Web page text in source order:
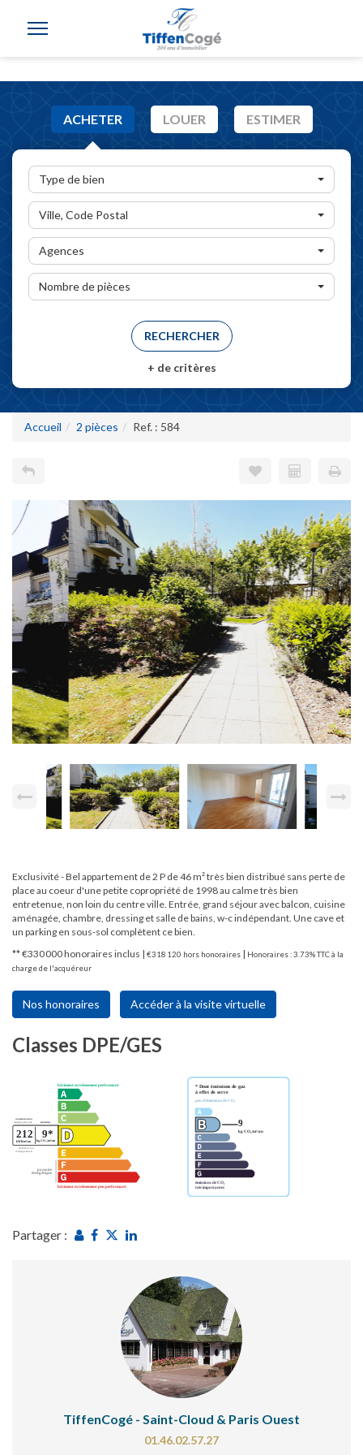
ACHETER LOUER ESTIMER
Type de bien
Ville, Code Postal
Agences
Nombre de pièces
+ de critères
Accueil 2 pièces Ref. : 584
Exclusivité - Bel appartement de 2 P de 46 m² très bien distribué sans perte de
place au coeur d'une petite copropriété de 1998 au calme très bien
entretenue, non loin du centre ville. Entrée, grand séjour avec balcon, cuisine
aménagée, chambre, dressing et salle de bains, w-c indépendant. Une cave et
un parking en sous-sol complètent ce bien.
** €330 000honoraires inclus | €318 120 hors honoraires | Honoraires : 3.73% TTC à la
charge de l'acquéreur
Nos honoraires Accéder à la visite virtuelle
Classes DPE/GES
Partager :
TiffenCogé - Saint-Cloud & Paris Ouest
01.46.02.57.27